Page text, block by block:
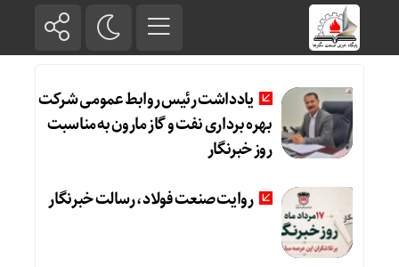
یادداشت رئیس روابط عمومی شرکت
بهره برداری نفت و گاز مارون به مناسبت
روز خبرنگار
روایت صنعت فولاد،‌ رسالت خبرنگار